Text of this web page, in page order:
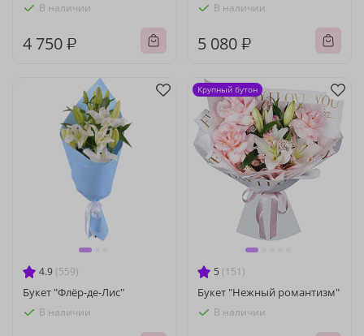
В наличии
4 750 ₽
В наличии
5 080 ₽
4.9 (559)
Букет "Флёр-де-Лис"
В наличии
5 (151)
Букет "Нежный романтизм"
В наличии
Крупный бутон